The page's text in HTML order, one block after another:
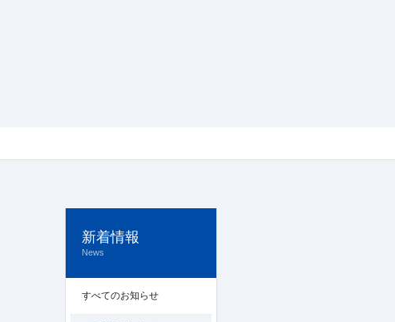
新着情報
News
すべてのお知らせ